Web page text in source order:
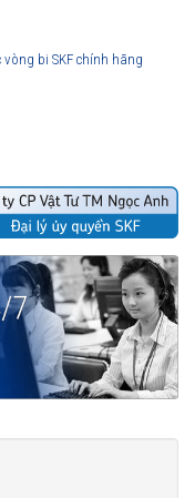
vòng bi SKF chính hãng